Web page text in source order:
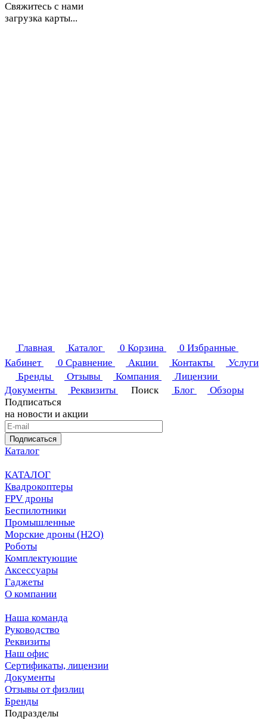
Свяжитесь с нами
загрузка карты...
Главная Каталог 0 Корзина 0 Избранные
Кабинет
0 Сравнение Акции Контакты
Услуги
Бренды
Отзывы Компания
Лицензии
Документы
Реквизиты Поиск Блог
Обзоры
Подписаться
на новости и акции
Подписаться
Каталог
КАТАЛОГ
Квадрокоптеры
FPV дроны
Беспилотники
Промышленные
Морские дроны (H2O)
Роботы
Комплектующие
Аксессуары
Гаджеты
О компании
Наша команда
Руководство
Реквизиты
Наш офис
Сертификаты, лицензии
Документы
Отзывы от физлиц
Бренды
Подразделы